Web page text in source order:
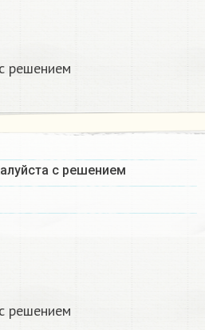
решением
с решением
решением